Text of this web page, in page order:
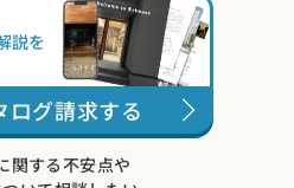
ログ請求する
関する不安点や
いて相談したい
店に相談する